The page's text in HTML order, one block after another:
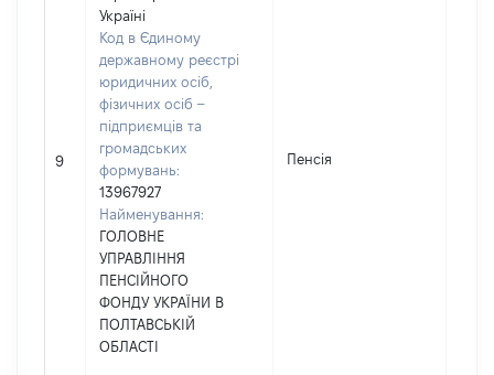
9
Україні
Код в Єдиному
державному реєстрі
юридичних осіб,
фізичних осіб –
підприємців та
громадських
формувань:
13967927
Найменування:
ГОЛОВНЕ
УПРАВЛІННЯ
ПЕНСІЙНОГО
ФОНДУ УКРАЇНИ В
ПОЛТАВСЬКІЙ
ОБЛАСТІ
Пенсія